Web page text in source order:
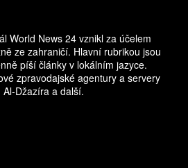
World News 24 vznikl za účelem
ze zahraničí. Hlavní rubrikou jsou
píší články v lokálním jazyce.
zpravodajské agentury a servery
Al-Džazíra a další.